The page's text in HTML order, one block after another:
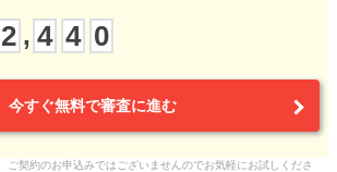
2 , 4 4 0
今すぐ無料で審査に進む
契約のお申込みではございませんのでお気軽にお試しくださ